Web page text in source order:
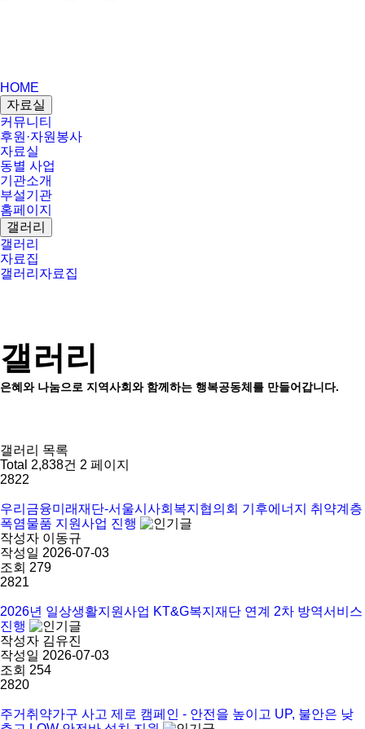
HOME
자료실
커뮤니티
후원·자원봉사
자료실
동별 사업
기관소개
부설기관
홈페이지
갤러리
갤러리
자료집
갤러리 자료집
갤러리
은혜와 나눔으로 지역사회와 함께하는 행복공동체를 만들어갑니다.
갤러리 목록
Total 2,838건 2 페이지
2822
우리금융미래재단-서울시사회복지협의회 기후에너지 취약계층
폭염물품 지원사업 진행
작성자 이동규
작성일 2026-07-03
조회 279
2821
2026년 일상생활지원사업 KT&G복지재단 연계 2차 방역서비스
진행
작성자 김유진
작성일 2026-07-03
조회 254
2820
주거취약가구 사고 제로 캠페인 - 안전을 높이고 UP, 불안은 낮